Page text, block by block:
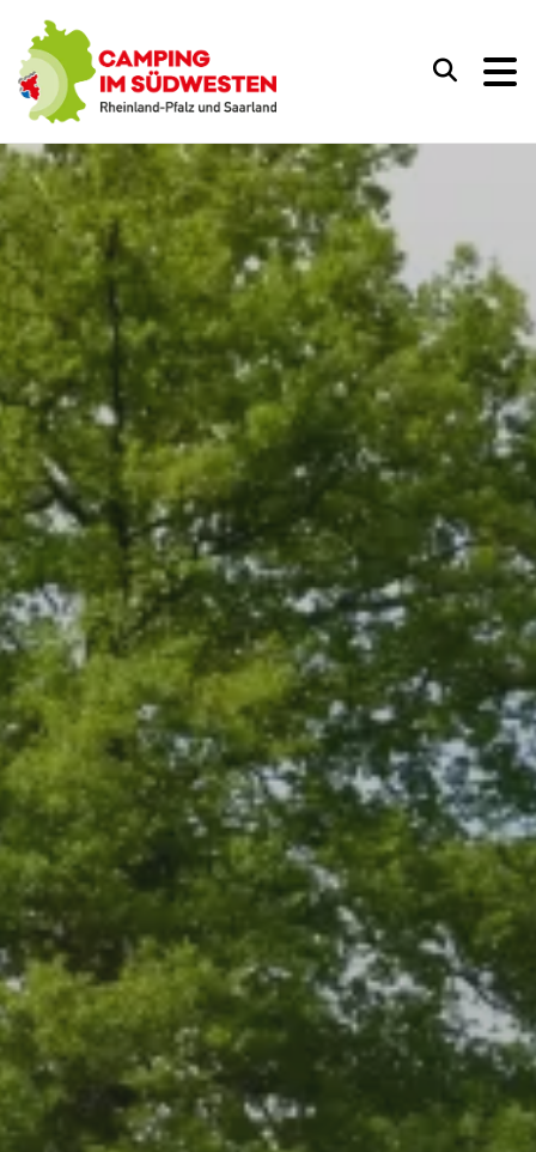
Suchen